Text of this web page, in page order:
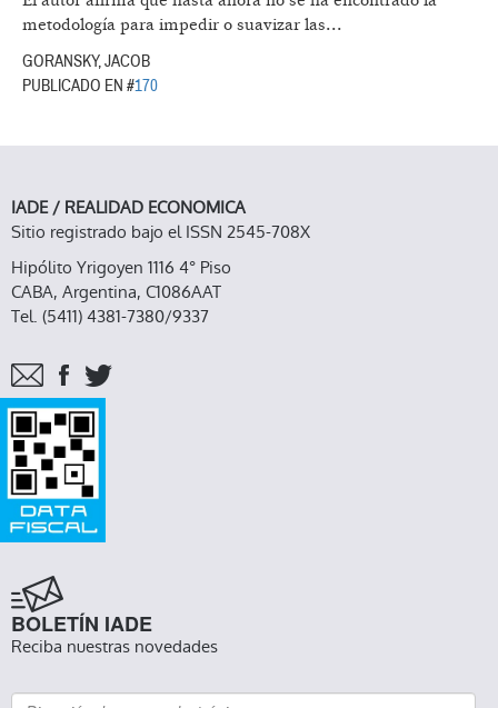
metodología para impedir o suavizar las...
GORANSKY, JACOB
PUBLICADO EN #170
IADE / REALIDAD ECONOMICA
Sitio registrado bajo el ISSN 2545-708X
Hipólito Yrigoyen 1116 4° Piso
CABA, Argentina, C1086AAT
Tel. (5411) 4381-7380/9337
BOLETÍN IADE
Reciba nuestras novedades